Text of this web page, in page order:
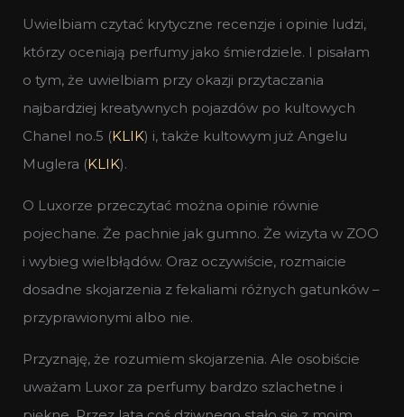
Uwielbiam czytać krytyczne recenzje i opinie ludzi,
którzy oceniają perfumy jako śmierdziele. I pisałam
o tym, że uwielbiam przy okazji przytaczania
najbardziej kreatywnych pojazdów po kultowych
Chanel no.5 (KLIK) i, także kultowym już Angelu
Muglera (KLIK).
O Luxorze przeczytać można opinie równie
pojechane. Że pachnie jak gumno. Że wizyta w ZOO
i wybieg wielbłądów. Oraz oczywiście, rozmaicie
dosadne skojarzenia z fekaliami różnych gatunków –
przyprawionymi albo nie.
Przyznaję, że rozumiem skojarzenia. Ale osobiście
uważam Luxor za perfumy bardzo szlachetne i